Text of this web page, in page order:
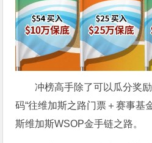
冲榜高手除了可以瓜分奖
码“往维加斯之路门票＋赛事基
斯维加斯WSOP金手链之路。